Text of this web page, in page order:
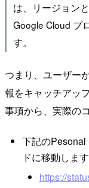
は、リージョン
Google Cloud プ
す。
つまり、ユーザー
報をキャッチアッ
事項から、実際の
下記の
ドに移動しま
https://